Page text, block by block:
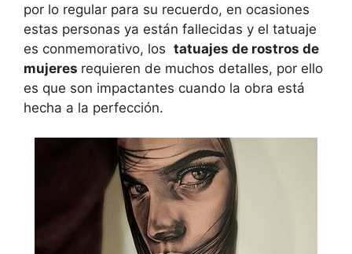
por lo regular para su recuerdo, en ocasiones
estas personas ya están fallecidas y el tatuaje
es conmemorativo, los tatuajes de rostros de
mujeres requieren de muchos detalles, por ello
es que son impactantes cuando la obra está
hecha a la perfección.